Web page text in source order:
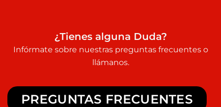
¿Tienes alguna Duda?
Infórmate sobre nuestras preguntas frecuentes o
llámanos.
PREGUNTAS FRECUENTES